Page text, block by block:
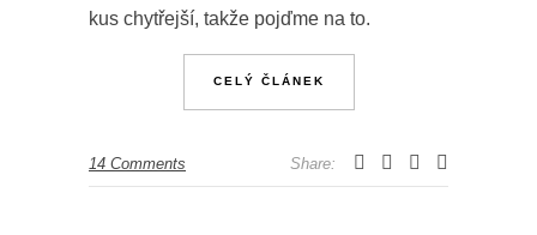
kus chytřejší, takže pojďme na to.
CELÝ ČLÁNEK
14 Comments Share: